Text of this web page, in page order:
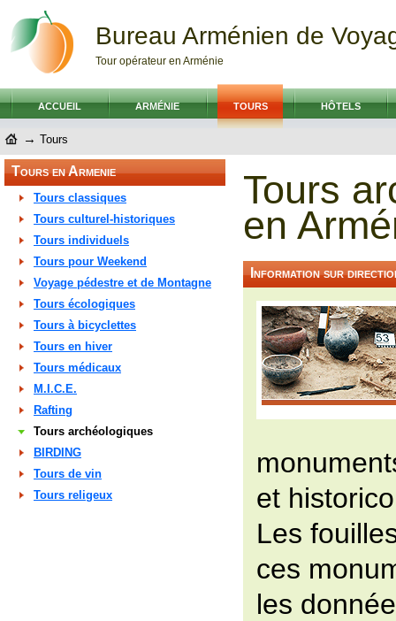
Bureau Arménien de
Tour opérateur en Arménie
ACCUEIL ARMÉNIE TOURS HÔTELS
→ Tours
Tours en Armenie
Tours classiques
Tours culturel-historiques
Tours individuels
Tours pour Weekend
Voyage pédestre et de Montagne
Tours écologiques
Tours à bicyclettes
Tours en hiver
Tours médicaux
M.I.C.E.
Rafting
Tours archéologiques
BIRDING
Tours de vin
Tours religeux
Tours
en
Information sur
et
Les
ces
les